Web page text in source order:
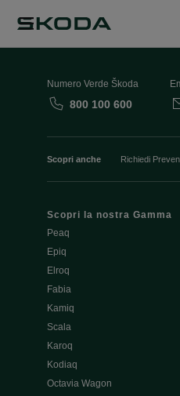
Numero Verde Škoda
800 100 600
Scopri anche Richiedi
Scopri la nostra Gamma
Peaq
Epiq
Elroq
Fabia
Kamiq
Scala
Karoq
Kodiaq
Octavia Wagon